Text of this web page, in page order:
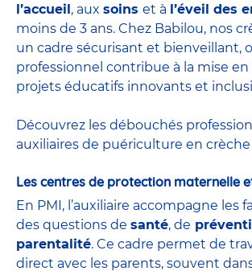
l’accueil , aux soins et à l’éveil des
moins de 3 ans. Chez Babilou, nos
un cadre sécurisant et bienveillant,
professionnel contribue à la mise en
projets éducatifs innovants et
Découvrez les débouchés
auxiliaires de puériculture en crèche
Les centres de protection maternelle
En PMI, l’auxiliaire accompagne les
des questions de santé, de
parentalité. Ce cadre permet de
direct avec les parents, souvent